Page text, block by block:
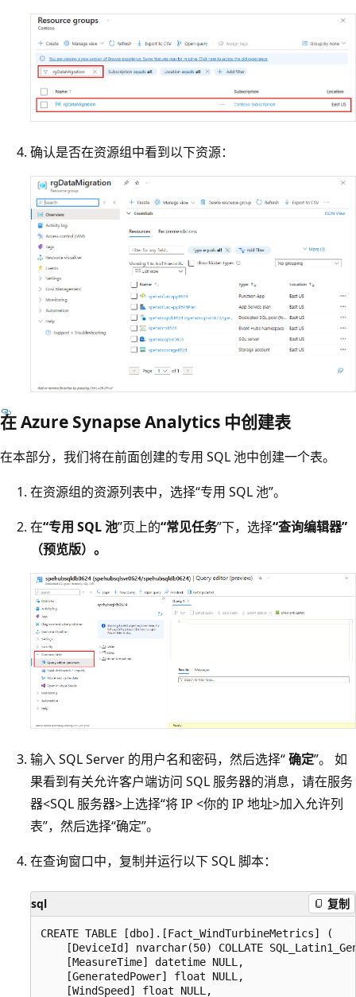
确认是否在资源组中看到以下资源：
在 Azure Synapse Analytics 中创建表
在本部分，我们将在前面创建的专用 SQL 池中创建一个表。
在资源组的资源列表中，选择“专用 SQL 池”。
在“专用 SQL 池”页上的“常见任务”下，选择“查询编辑器”
（预览版）。
输入 SQL Server 的用户名和密码，然后选择“确定”。 如
果看到有关允许客户端访问 SQL 服务器的消息，请在服务
器<SQL 服务器>上选择“将 IP <你的 IP 地址>加入允许列
表”，然后选择“确定”。
在查询窗口中，复制并运行以下 SQL 脚本：
sql 复制
CREATE TABLE [dbo].[Fact_WindTurbineMetrics] (
[DeviceId] nvarchar(50) COLLATE
    [MeasureTime] datetime NULL,
    [GeneratedPower] float NULL,
    [WindSpeed] float NULL,